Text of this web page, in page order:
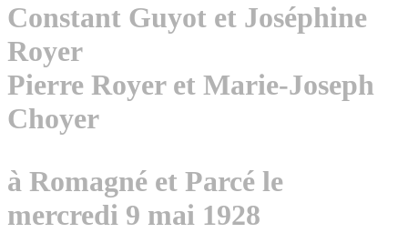
Constant Guyot et Joséphine
Royer
Pierre Royer et Marie-Joseph
Choyer
à Romagné et Parcé le
mercredi 9 mai 1928